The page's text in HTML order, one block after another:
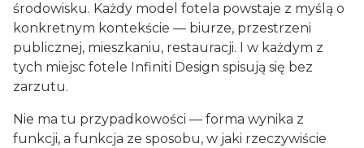
środowisku. Każdy model fotela powstaje z myślą o
konkretnym kontekście — biurze, przestrzeni
publicznej, mieszkaniu, restauracji. I w każdym z
tych miejsc fotele Infiniti Design spisują się bez
zarzutu.
Nie ma tu przypadkowości — forma wynika z
funkcji, a funkcja ze sposobu, w jaki rzeczywiście